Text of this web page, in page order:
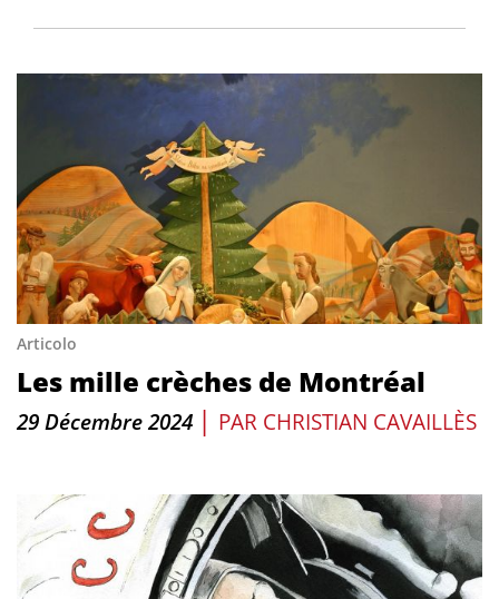
Articolo
Les mille crèches de Montréal
29 Décembre 2024 | PAR CHRISTIAN CAVAILLÈS